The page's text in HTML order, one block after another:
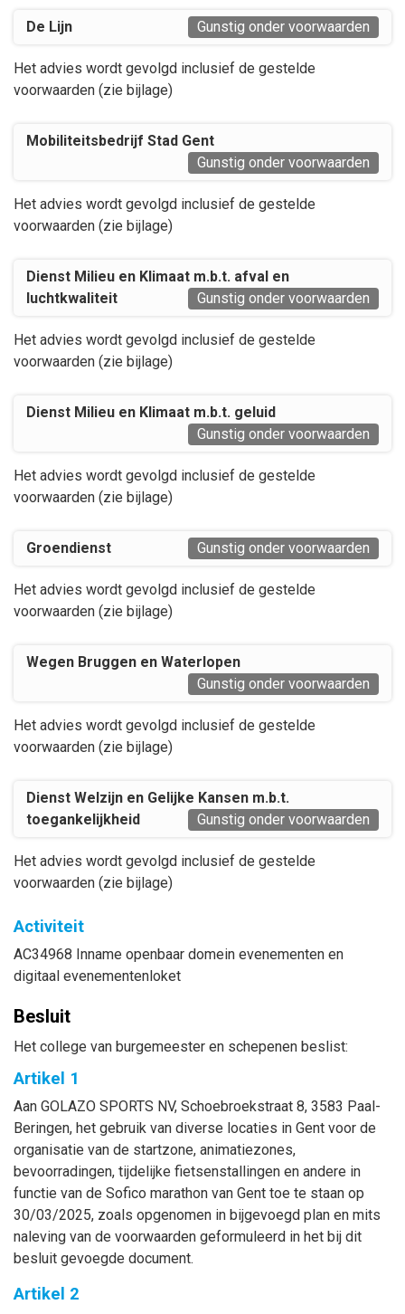
De Lijn Gunstig onder voorwaarden
Het advies wordt gevolgd inclusief de gestelde
voorwaarden (zie bijlage)
Mobiliteitsbedrijf Stad Gent
Gunstig onder voorwaarden
Het advies wordt gevolgd inclusief de gestelde
voorwaarden (zie bijlage)
Dienst Milieu en Klimaat m.b.t. afval en
luchtkwaliteit
Gunstig onder voorwaarden
Het advies wordt gevolgd inclusief de gestelde
voorwaarden (zie bijlage)
Dienst Milieu en Klimaat m.b.t. geluid
Gunstig onder voorwaarden
Het advies wordt gevolgd inclusief de gestelde
voorwaarden (zie bijlage)
Groendienst Gunstig onder voorwaarden
Het advies wordt gevolgd inclusief de gestelde
voorwaarden (zie bijlage)
Wegen Bruggen en Waterlopen
Gunstig onder voorwaarden
Het advies wordt gevolgd inclusief de gestelde
voorwaarden (zie bijlage)
Dienst Welzijn en Gelijke Kansen m.b.t.
toegankelijkheid
Gunstig onder voorwaarden
Het advies wordt gevolgd inclusief de gestelde
voorwaarden (zie bijlage)
Activiteit
AC34968 Inname openbaar domein evenementen en
digitaal evenementenloket
Besluit
Het college van burgemeester en schepenen beslist:
Artikel 1
Aan GOLAZO SPORTS NV, Schoebroekstraat 8, 3583 Paal-
Beringen, het gebruik van diverse locaties in Gent voor de
organisatie van de startzone, animatiezones,
bevoorradingen, tijdelijke fietsenstallingen en andere in
functie van de Sofico marathon van Gent toe te staan op
30/03/2025, zoals opgenomen in bijgevoegd plan en mits
naleving van de voorwaarden geformuleerd in het bij dit
besluit gevoegde document.
Artikel 2